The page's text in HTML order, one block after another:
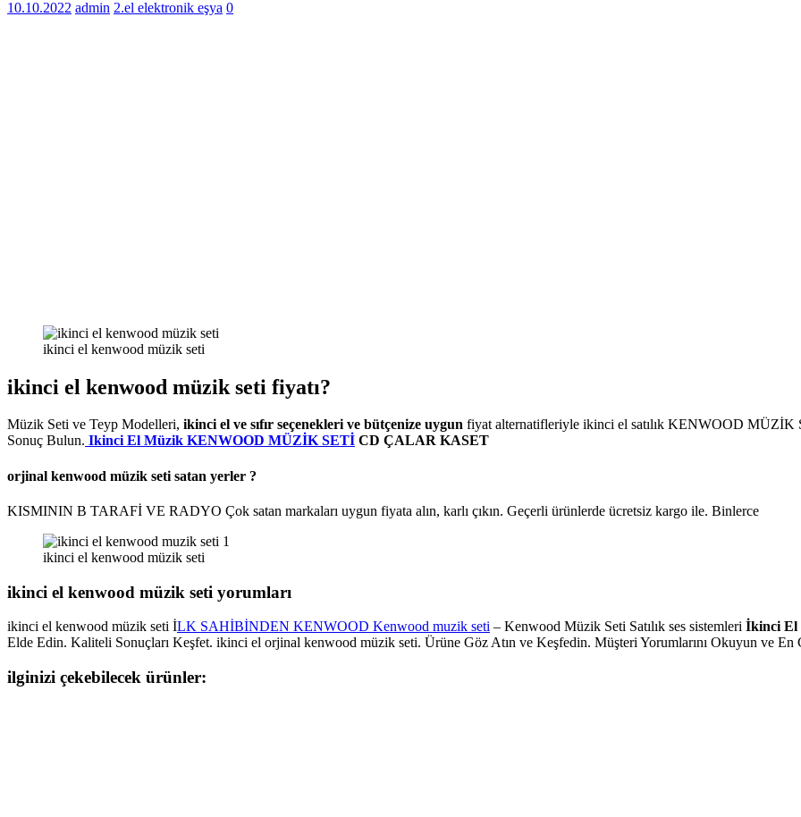
10.10.2022 admin 2.el elektronik eşya 0
ikinci el kenwood müzik seti
ikinci el kenwood müzik seti fiyatı?
Müzik Seti ve Teyp Modelleri, ikinci el ve sıfır seçenekleri ve bütçenize uygun fiyat alternatifleriyle ikinci el satılık KENWOOD
Sonuç Bulun. Ikinci El Müzik KENWOOD MÜZİK SETİ CD ÇALAR KASET
orjinal kenwood müzik seti satan yerler ?
KISMININ B TARAFİ VE RADYO Çok satan markaları uygun fiyata alın, karlı çıkın. Geçerli ürünlerde ücretsiz kargo ile. Binlerce
ikinci el kenwood müzik seti
ikinci el kenwood müzik seti yorumları
ikinci el kenwood müzik seti İLK SAHİBİNDEN KENWOOD Kenwood muzik seti – Kenwood Müzik Seti Satılık ses sistemleri İkinci El
Elde Edin. Kaliteli Sonuçları Keşfet. ikinci el orjinal kenwood müzik seti. Ürüne Göz Atın ve Keşfedin. Müşteri Yorumlarını Okuyun ve
ilginizi çekebilecek ürünler: